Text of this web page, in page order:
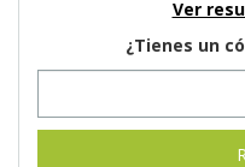
Ver
¿Tienes un